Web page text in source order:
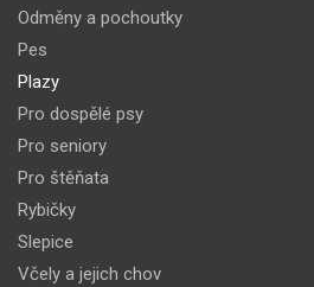
Odměny a pochoutky
Pes
Plazy
Pro dospělé psy
Pro seniory
Pro štěňata
Rybičky
Slepice
Včely a jejich chov